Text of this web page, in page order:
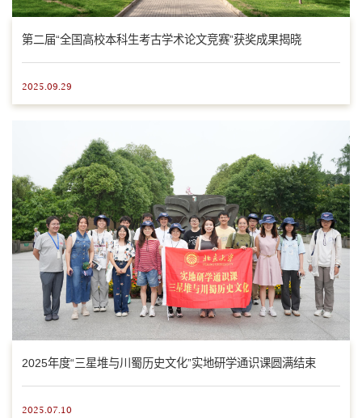
第二届“全国高校本科生考古学术论文竞赛”获奖成果揭晓
2025.09.29
2025年度“三星堆与川蜀历史文化”实地研学通识课圆满结束
2025.07.10